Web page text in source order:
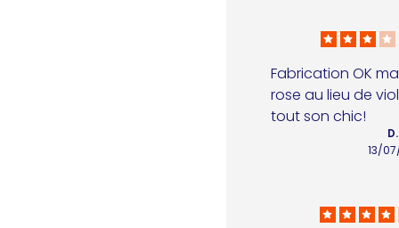
Fabrication OK
rose au lieu de
tout son chic!
13/